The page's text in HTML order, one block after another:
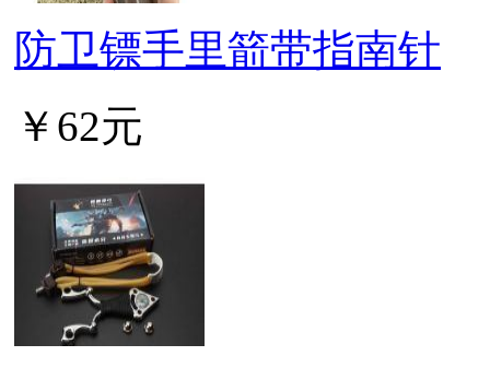
防卫镖手里箭带指南针
￥62元